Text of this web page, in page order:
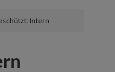
Intern